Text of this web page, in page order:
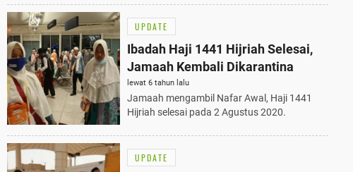
UPDATE
Ibadah Haji 1441 Hijriah Selesai,
Jamaah Kembali Dikarantina
lewat 6 tahun lalu
Jamaah mengambil Nafar Awal, Haji 1441
Hijriah selesai pada 2 Agustus 2020.
UPDATE